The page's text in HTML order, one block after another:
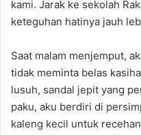
kami. Jarak ke sekolah
keteguhan hatinya jauh
Saat malam menjemput,
tidak meminta belas
lusuh, sandal jepit yang
paku, aku berdiri di
kaleng kecil untuk